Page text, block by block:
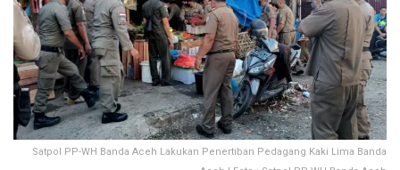
Satpol PP-WH Banda Aceh Lakukan Penertiban Pedagang Kaki Lima Banda